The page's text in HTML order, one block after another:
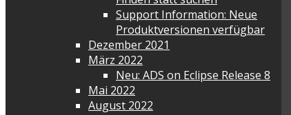
Support Information: Neue
Produktversionen verfügbar
Dezember 2021
März 2022
Neu: ADS on Eclipse Release 8
Mai 2022
August 2022